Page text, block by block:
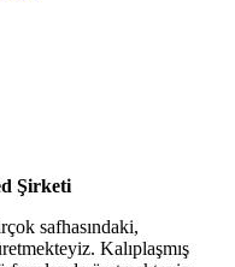
Şirketi
safhasındaki,
Kalıplaşmış